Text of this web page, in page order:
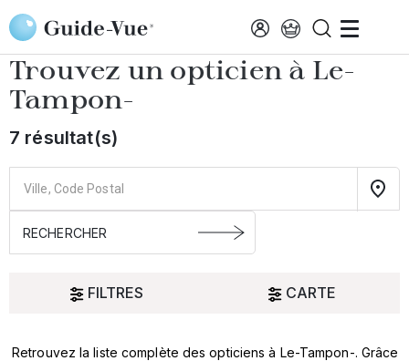
Aller au contenu principal
Accueil Choisir mon opticien Le-Tampon-
Trouvez un opticien à Le-
Tampon-
7 résultat(s)
FILTRES CARTE
Retrouvez la liste complète des opticiens à Le-Tampon-. Grâce